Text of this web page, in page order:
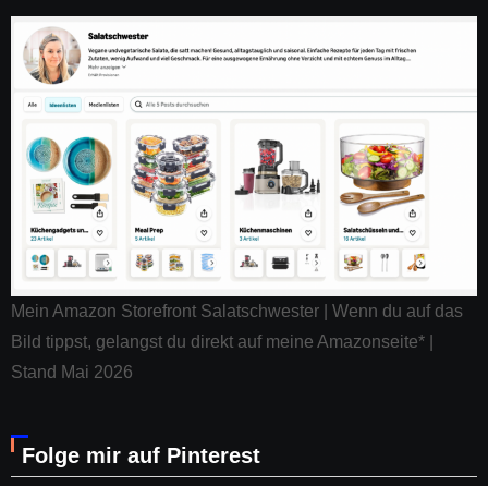
Mein Amazon Storefront Salatschwester | Wenn du auf das
Bild tippst, gelangst du direkt auf meine Amazonseite* |
Stand Mai 2026
Folge mir auf Pinterest